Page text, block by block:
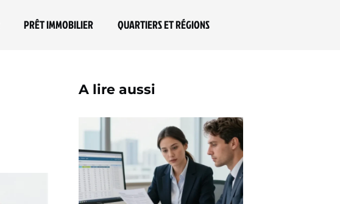
PRÊT IMMOBILIER QUARTIERS ET RÉGIONS
A lire aussi